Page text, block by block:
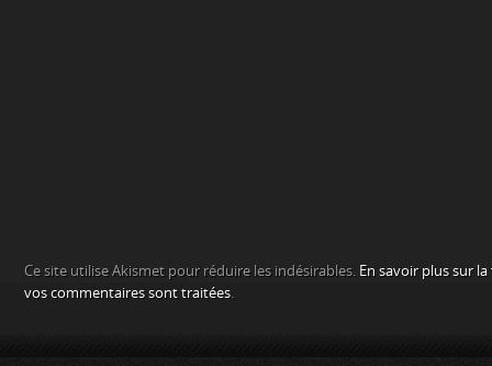
Ce site utilise Akismet pour réduire les indésirables. En savoir plus sur
vos commentaires sont traitées.